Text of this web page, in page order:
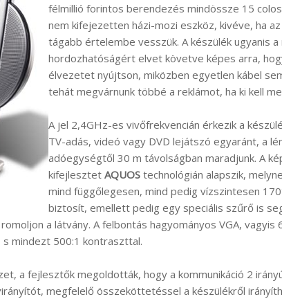
félmillió forintos berendezés mindössze 15
nem kifejezetten házi-mozi eszköz, kivéve, ha
tágabb értelembe vesszük. A készülék ugyanis
hordozhatóságért elvet követve képes arra,
élvezetet nyújtson, miközben egyetlen kábel
tehát megvárnunk többé a reklámot, ha ki kell
A jel 2,4GHz-es vivőfrekvencián érkezik a
TV-adás, videó vagy DVD lejátszó egyaránt, a
adóegységtől 30 m távolságban maradjunk. A
kifejlesztet AQUOS technológián alapszik,
mind függőlegesen, mind pedig vízszintesen
biztosít, emellett pedig egy speciális szűrő is
a látvány. A felbontás hagyományos VGA, vagyis
mindezt 500:1 kontraszttal.
a fejlesztők megoldották, hogy a kommunikáció 2
megfelelő összeköttetéssel a készülékről